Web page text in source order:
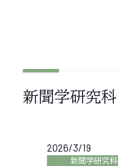
新聞学研究科
2026/3/19
新聞学研究科